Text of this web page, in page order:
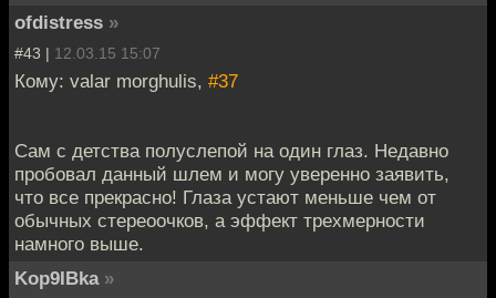
ofdistress »
#43 | 12.03.15 15:07
Кому: valar morghulis, #37
Сам с детства полуслепой на один глаз. Недавно
пробовал данный шлем и могу уверенно заявить,
что все прекрасно! Глаза устают меньше чем от
обычных стереоочков, а эффект трехмерности
намного выше.
Kop9IBka »